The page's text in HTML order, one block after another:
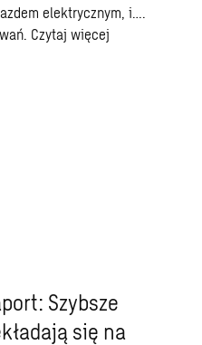
elektrycznym, i….
Czytaj więcej
Szybsze
się na